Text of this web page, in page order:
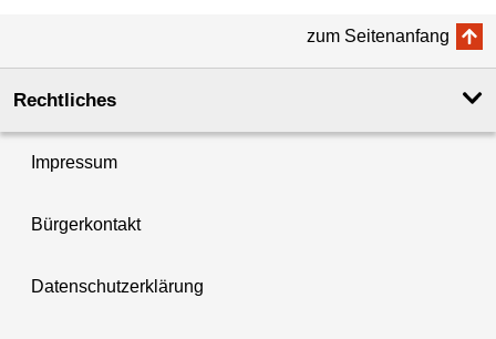
zum Seitenanfang
Rechtliches
Impressum
Bürgerkontakt
Datenschutzerklärung